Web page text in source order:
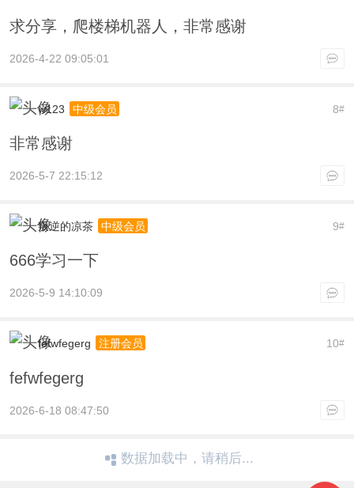
求分享，爬楼梯机器人，非常感谢
2026-4-22 09:05:01
8#
w123 中级会员
非常感谢
2026-5-7 22:15:12
9#
叛逆的凉茶 中级会员
666学习一下
2026-5-9 14:10:09
10#
fefwfegerg 注册会员
fefwfegerg
2026-6-18 08:47:50
数据加载中，请稍后...